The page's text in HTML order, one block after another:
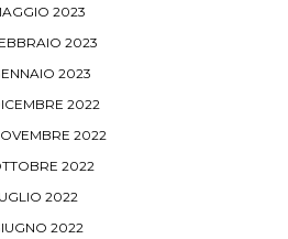
2023
2023
2023
2022
2022
2022
2022
2022